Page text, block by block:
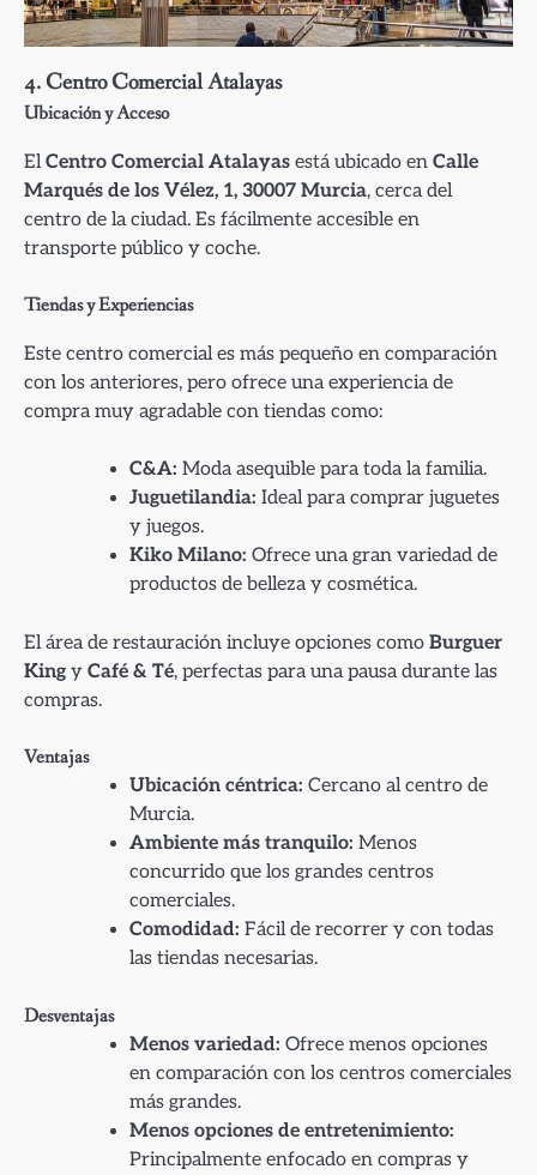
4.Centro Comercial Atalayas
Ubicación y Acceso
ElCentro Comercial Atalayas está ubicado en Calle
Marqués de los Vélez, 1, 30007 Murcia, cerca del
centro de la ciudad. Es fácilmente accesible en
transporte público y coche.
Tiendas y Experiencias
Este centro comercial es más pequeño en comparación
con los anteriores, pero ofrece una experiencia de
compra muy agradable con tiendas como:
C&A: Moda asequible para toda la familia.
Juguetilandia: Ideal para comprar juguetes
y juegos.
Kiko Milano: Ofrece una gran variedad de
productos de belleza y cosmética.
El área de restauración incluye opciones como Burguer
King y Café & Té, perfectas para una pausa durante las
compras.
Ventajas
Ubicación céntrica: Cercano al centro de
Murcia.
Ambiente más tranquilo: Menos
concurrido que los grandes centros
comerciales.
Comodidad: Fácil de recorrer y con todas
las tiendas necesarias.
Desventajas
Menos variedad: Ofrece menos opciones
en comparación con los centros comerciales
más grandes.
Menos opciones de entretenimiento:
Principalmente enfocado en compras y